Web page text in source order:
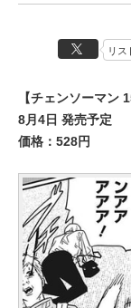
リス
【チェンソーマン
8月4日 発売予定
価格：528円